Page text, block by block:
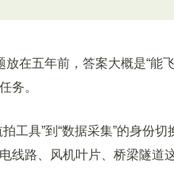
五年前，答案大概是“能飞
务。
具”到“数据采集”的身份切
线路、风机叶片、桥梁隧道